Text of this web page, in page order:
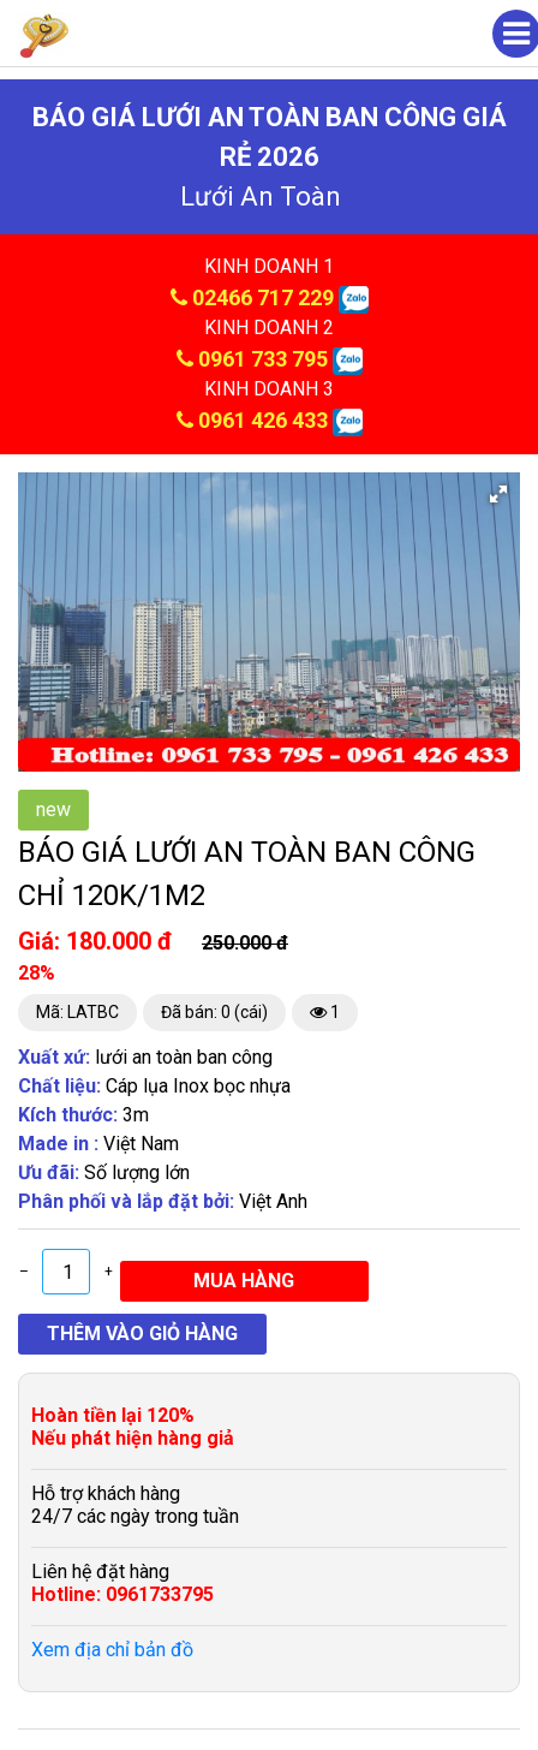
BÁO GIÁ LƯỚI AN TOÀN BAN CÔNG GIÁ
RẺ 2026
Lưới An Toàn
KINH DOANH 1
02466 717 229
KINH DOANH 2
0961 733 795
KINH DOANH 3
0961 426 433
new
BÁO GIÁ LƯỚI AN TOÀN BAN CÔNG
CHỈ 120K/1M2
Giá: 180.000 đ
250.000 đ
28%
Mã: LATBC Đã bán: 0 (cái) 1
Xuất xứ: lưới an toàn ban công
Chất liệu: Cáp lụa Inox bọc nhựa
Kích thước: 3m
Made in : Việt Nam
Ưu đãi: Số lượng lớn
Phân phối và lắp đặt bởi: Việt Anh
– +
Hoàn tiền lại 120%
Nếu phát hiện hàng giả
Hỗ trợ khách hàng
24/7 các ngày trong tuần
Liên hệ đặt hàng
Hotline: 0961733795
Xem địa chỉ bản đồ